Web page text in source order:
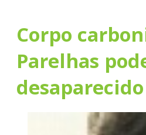
Corpo
Parelhas
desaparecido